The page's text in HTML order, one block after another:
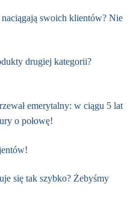
swoich klientów? Nie
drugiej kategorii?
emerytalny: w ciągu 5 lat
o połowę!
się tak szybko? Żebyśmy